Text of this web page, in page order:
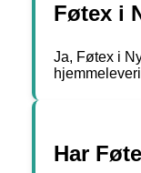
Føtex i
Ja, Føtex i
Har